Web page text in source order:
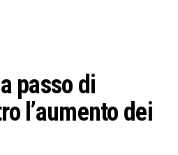
passo di
l’aumento dei